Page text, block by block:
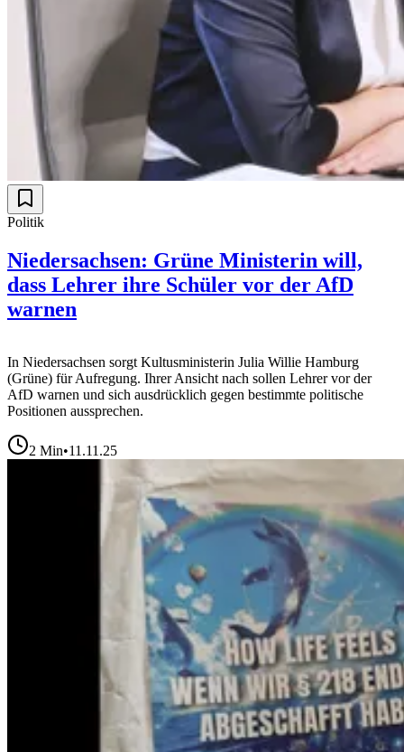
Politik
Niedersachsen: Grüne Ministerin will,
dass Lehrer ihre Schüler vor der AfD
warnen
In Niedersachsen sorgt Kultusministerin Julia Willie Hamburg
(Grüne) für Aufregung. Ihrer Ansicht nach sollen Lehrer vor der
AfD warnen und sich ausdrücklich gegen bestimmte politische
Positionen aussprechen.
2 Min•11.11.25